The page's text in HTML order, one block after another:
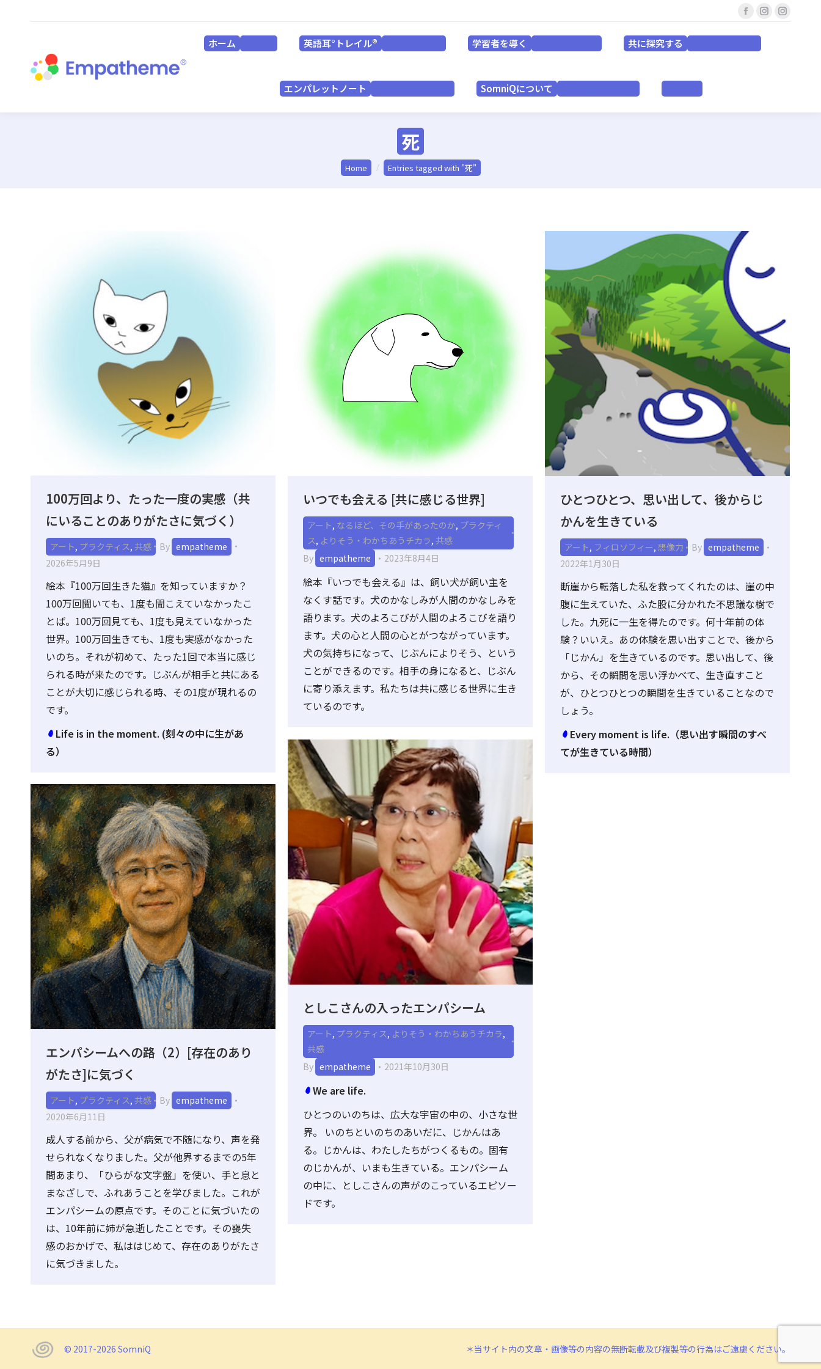
Facebook
page
opens
Instagram
ホーム 英語耳°トレイル® 学習者を導く 共に探究する
エンパレットノート SomniQについて
死
You are here:
Home Entries tagged with "死"
100万回より、たった一度の実感（共
にいることのありがたさに気づく）
アート, プラクティス, 共感 By empatheme
2026年5月9日
絵本『100万回生きた猫』を知っていますか？
100万回聞いても、1度も聞こえていなかったこ
とば。100万回見ても、1度も見えていなかった
世界。100万回生きても、1度も実感がなかった
いのち。それが初めて、たった1回で本当に感じ
られる時が来たのです。じぶんが相手と共にある
ことが大切に感じられる時、その1度が現れるの
です。
Life is in the moment. (刻々の中に生があ
る）
いつでも会える [共に感じる世界]
アート, なるほど、その手があったのか, プラクティ
ス, よりそう・わかちあうチカラ, 共感
By empatheme 2023年8月4日
絵本『いつでも会える』は、飼い犬が飼い主を
なくす話です。犬のかなしみが人間のかなしみを
語ります。犬のよろこびが人間のよろこびを語り
ます。犬の心と人間の心とがつながっています。
犬の気持ちになって、じぶんによりそう、という
ことができるのです。相手の身になると、じぶん
に寄り添えます。私たちは共に感じる世界に生き
ているのです。
ひとつひとつ、思い出して、後からじ
かんを生きている
アート, フィロソフィー, 想像力 By empatheme
2022年1月30日
断崖から転落した私を救ってくれたのは、崖の中
腹に生えていた、ふた股に分かれた不思議な樹で
した。九死に一生を得たのです。何十年前の体
験？いいえ。あの体験を思い出すことで、後から
「じかん」を生きているのです。思い出して、後
から、その瞬間を思い浮かべて、生き直すこと
が、ひとつひとつの瞬間を生きていることなので
しょう。
Every moment is life.（思い出す瞬間のすべ
てが生きている時間）
としこさんの入ったエンパシーム
アート, プラクティス, よりそう・わかちあうチカラ,
共感
By empatheme 2021年10月30日
We are life.
ひとつのいのちは、広大な宇宙の中の、小さな世
界。 いのちといのちのあいだに、じかんはあ
る。じかんは、わたしたちがつくるもの。固有
のじかんが、いまも生きている。エンパシーム
の中に、としこさんの声がのこっているエピソー
ドです。
エンパシームへの路（2）[存在のあり
がたさ]に気づく
アート, プラクティス, 共感 By empatheme
2020年6月11日
成人する前から、父が病気で不随になり、声を発
せられなくなりました。父が他界するまでの5年
間あまり、「ひらがな文字盤」を使い、手と息と
まなざしで、ふれあうことを学びました。これが
エンパシームの原点です。そのことに気づいたの
は、10年前に姉が急逝したことです。その喪失
感のおかげで、私ははじめて、存在のありがたさ
に気づきました。
© 2017-2026 SomniQ ＊当サイト内の文章・画像等の内容の無断転載及び複製等の行為はご遠慮ください。
ホーム HOME 英語耳°トレイル® for LEARNERS 学習者を導く for EDUCATORS 共に探究する for RESEACHERS